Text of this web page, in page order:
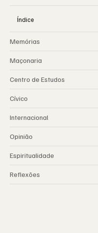
Índice
Memórias
Maçonaria
Centro de Estudos
Cívico
Internacional
Opinião
Espiritualidade
Reflexões